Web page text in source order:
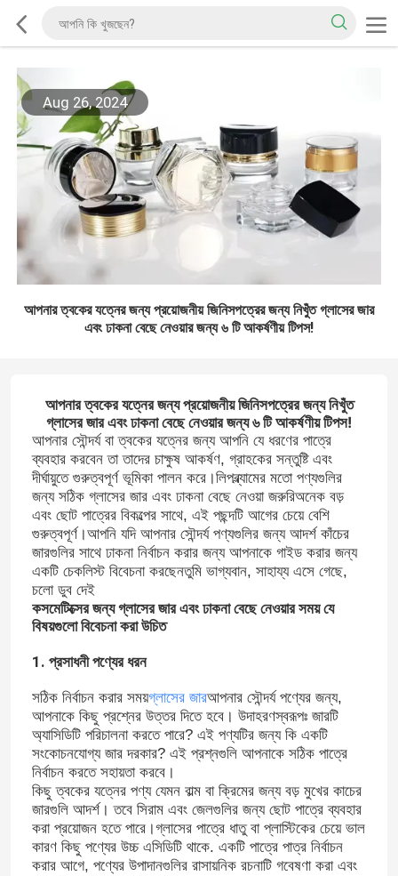
Aug 26, 2024
আপনার ত্বকের যত্নের জন্য প্রয়োজনীয় জিনিসপত্রের জন্য নিখুঁত গ্লাসের জার
এবং ঢাকনা বেছে নেওয়ার জন্য ৬ টি আকর্ষণীয় টিপস!
আপনার ত্বকের যত্নের জন্য প্রয়োজনীয় জিনিসপত্রের জন্য নিখুঁত
গ্লাসের জার এবং ঢাকনা বেছে নেওয়ার জন্য ৬ টি আকর্ষণীয় টিপস!
আপনার সৌন্দর্য বা ত্বকের যত্নের জন্য আপনি যে ধরণের পাত্রে
ব্যবহার করবেন তা তাদের চাক্ষুষ আকর্ষণ, গ্রাহকের সন্তুষ্টি এবং
দীর্ঘায়ুতে গুরুত্বপূর্ণ ভূমিকা পালন করে।লিপব্ল্যামের মতো পণ্যগুলির
জন্য সঠিক গ্লাসের জার এবং ঢাকনা বেছে নেওয়া জরুরিঅনেক বড়
এবং ছোট পাত্রের বিকল্পের সাথে, এই পছন্দটি আগের চেয়ে বেশি
গুরুত্বপূর্ণ।আপনি যদি আপনার সৌন্দর্য পণ্যগুলির জন্য আদর্শ কাঁচের
জারগুলির সাথে ঢাকনা নির্বাচন করার জন্য আপনাকে গাইড করার জন্য
একটি চেকলিস্ট বিবেচনা করছেনতুমি ভাগ্যবান, সাহায্য এসে গেছে,
চলো ডুব দেই
কসমেটিক্সের জন্য গ্লাসের জার এবং ঢাকনা বেছে নেওয়ার সময় যে
বিষয়গুলো বিবেচনা করা উচিত
1. প্রসাধনী পণ্যের ধরন
সঠিক নির্বাচন করার সময়গ্লাসের জারআপনার সৌন্দর্য পণ্যের জন্য,
আপনাকে কিছু প্রশ্নের উত্তর দিতে হবে। উদাহরণস্বরূপঃ জারটি
অ্যাসিডিটি পরিচালনা করতে পারে? এই পণ্যটির জন্য কি একটি
সংকোচনযোগ্য জার দরকার? এই প্রশ্নগুলি আপনাকে সঠিক পাত্রে
নির্বাচন করতে সহায়তা করবে।
কিছু ত্বকের যত্নের পণ্য যেমন বাল্ম বা ক্রিমের জন্য বড় মুখের কাচের
জারগুলি আদর্শ। তবে সিরাম এবং জেলগুলির জন্য ছোট পাত্রে ব্যবহার
করা প্রয়োজন হতে পারে।গ্লাসের পাত্রে ধাতু বা প্লাস্টিকের চেয়ে ভাল
কারণ কিছু পণ্যের উচ্চ এসিডিটি থাকে. একটি পাত্রে পাত্র নির্বাচন
করার আগে, পণ্যের উপাদানগুলির রাসায়নিক রচনাটি গবেষণা করা এবং